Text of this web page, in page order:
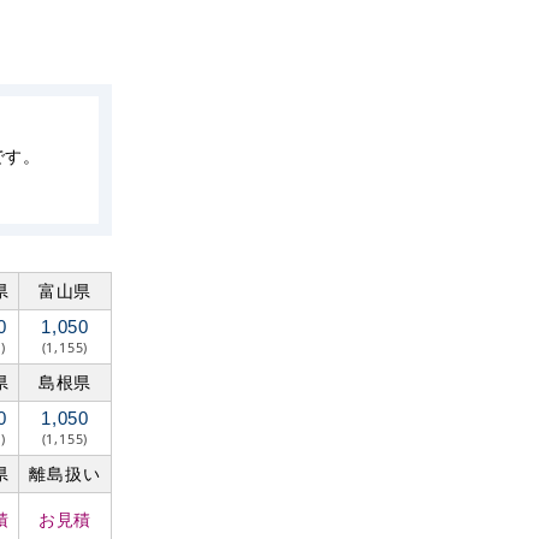
。
富山県
1,050
(1,155)
島根県
1,050
(1,155)
離島扱い
お見積